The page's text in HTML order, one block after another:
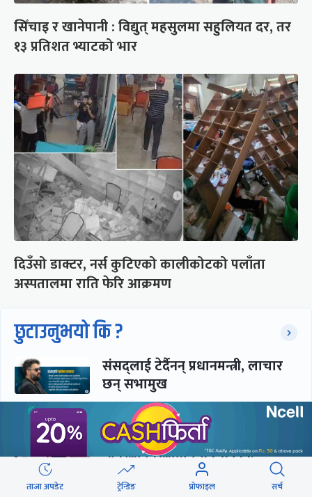
सिँचाइ र खानेपानी : विद्युत् महसुलमा सहुलियत दर, तर
१३ प्रतिशत भ्याटको भार
दिउँसो डाक्टर, नर्स कुटिएको कालीकोटको पलाँता
अस्पतालमा राति फेरि आक्रमण
छुटाउनुभयो कि ?
संसद्लाई टेर्दैनन् प्रधानमन्त्री, लाचार
छन् सभामुख
‘अस्थायी प्रकृतिको अध्यादेशले ऐनको
व्यवस्था विस्थापित गर्न सक्दैन’
ताजा अपडेट ट्रेन्डिङ प्रोफाइल सर्च